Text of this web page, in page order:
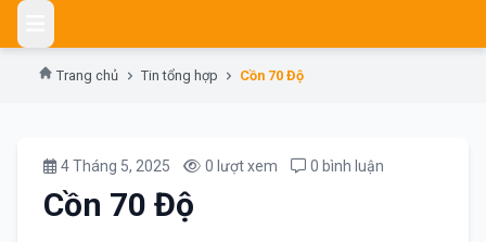
Skip
content
Trang chủ Tin tổng hợp Cồn 70 Độ
4 Tháng 5, 2025 0 lượt xem 0 bình luận
Cồn 70 Độ